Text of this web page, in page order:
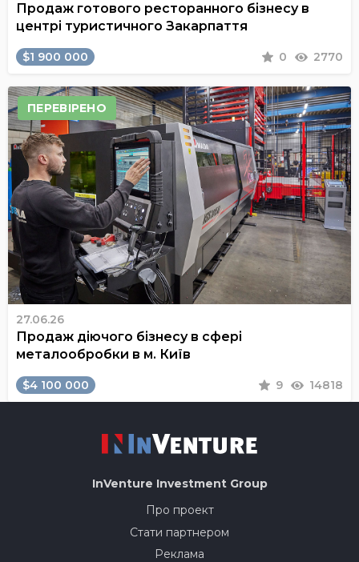
Продаж готового ресторанного бізнесу в
центрі туристичного Закарпаття
$1 900 000 0 2770
ПЕРЕВІРЕНО
27.06.26
Продаж діючого бізнесу в сфері
металообробки в м. Київ
$4 100 000 9 14818
InVenture Investment Group
Про проект
Стати партнером
Реклама